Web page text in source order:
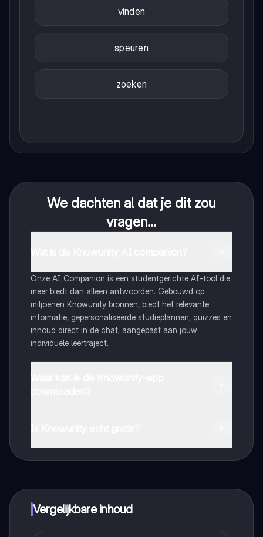
vinden
speuren
zoeken
We dachten al dat je dit zou
vragen...
Onze AI Companion is een studentgerichte AI-tool die
meer biedt dan alleen antwoorden. Gebouwd op
miljoenen Knowunity bronnen, biedt het relevante
informatie, gepersonaliseerde studieplannen, quizzes en
inhoud direct in de chat, aangepast aan jouw
individuele leertraject.
Vergelijkbare inhoud